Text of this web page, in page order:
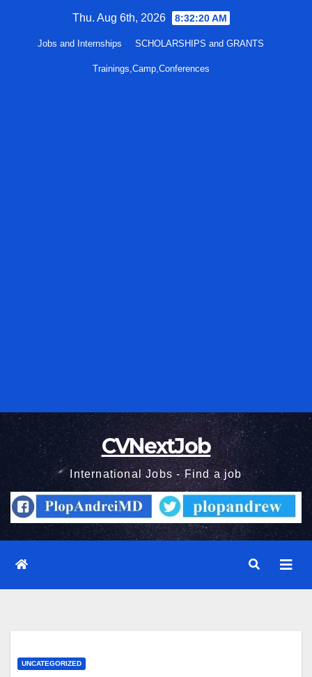
Thu. Aug 6th, 2026 8:32:21 AM
Jobs and Internships SCHOLARSHIPS and GRANTS
Trainings,Camp,Conferences
CVNextJob
International Jobs - Find a job
UNCATEGORIZED